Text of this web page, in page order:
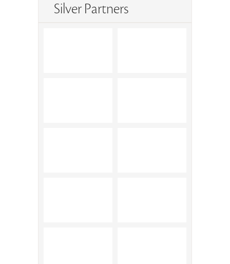
Silver Partners